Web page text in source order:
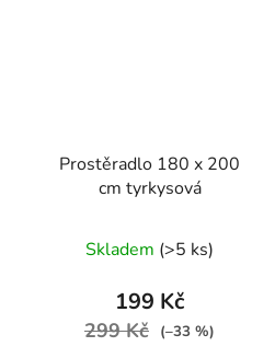
Prostěradlo 180 x 200
cm tyrkysová
Skladem (>5 ks)
199 Kč
299 Kč (–33 %)